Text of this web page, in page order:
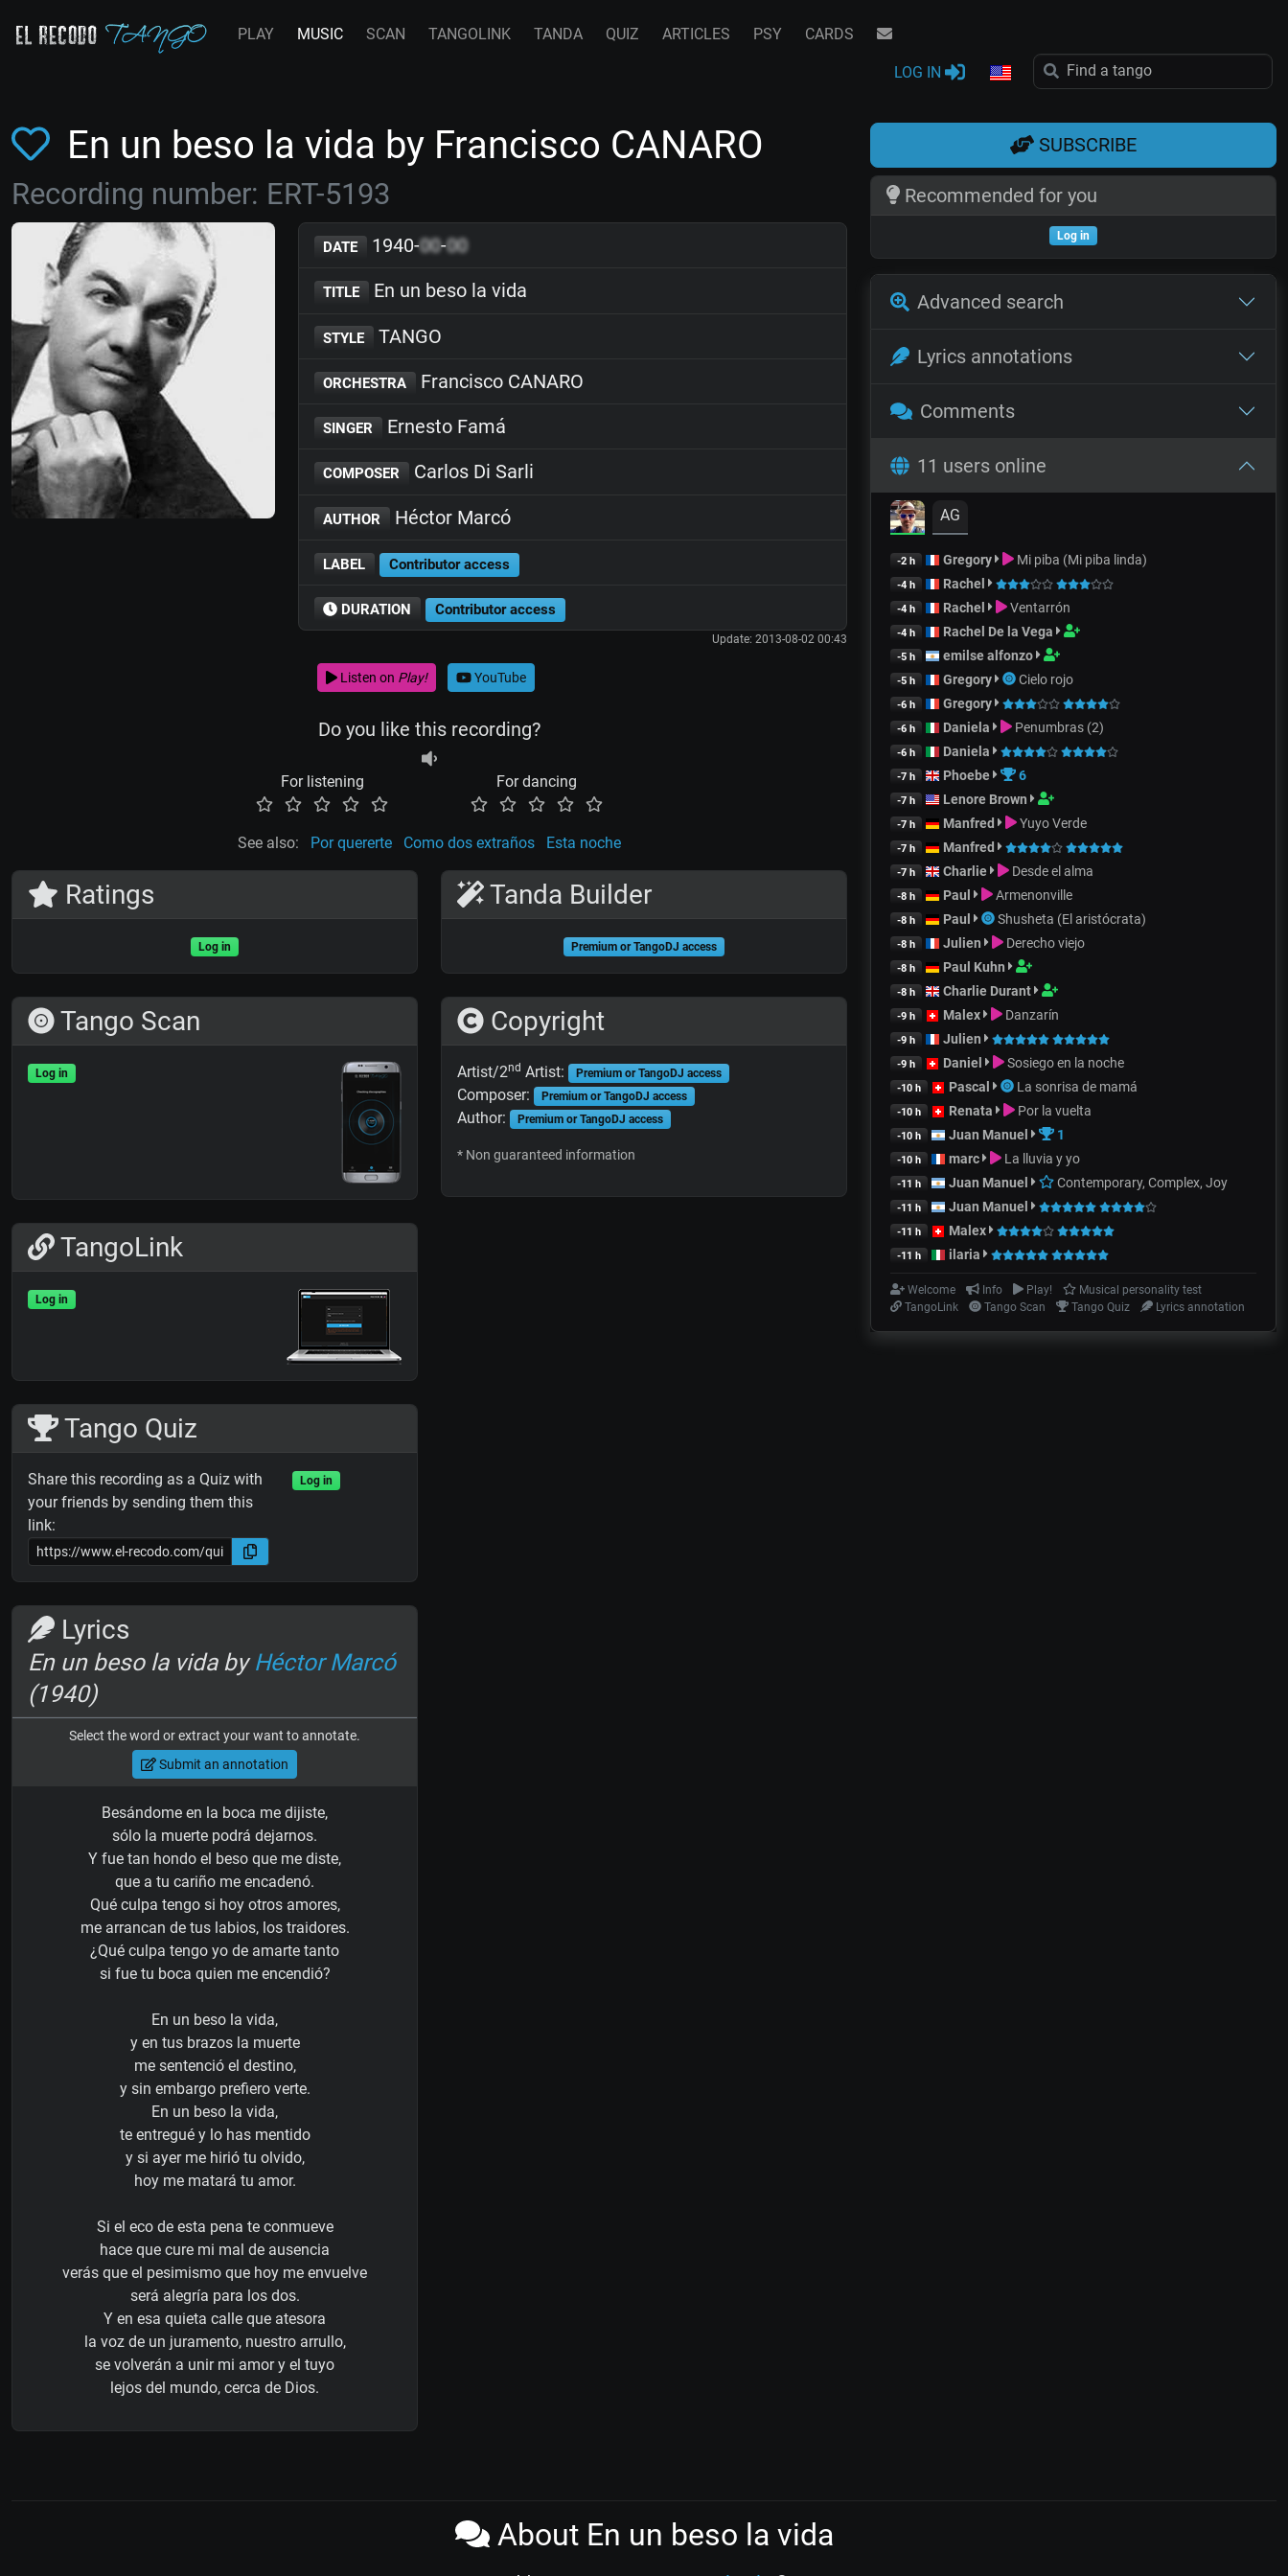
PLAY MUSIC SCAN TANGOLINK TANDA QUIZ ARTICLES PSY CARDS
LOG IN
En un beso la vida by Francisco CANARO
Recording number: ERT-5193
DATE 1940-00-00
TITLE En un beso la vida
STYLE TANGO
ORCHESTRA Francisco CANARO
SINGER Ernesto Famá
COMPOSER Carlos Di Sarli
AUTHOR Héctor Marcó
LABEL Contributor access
DURATION Contributor access
Update: 2013-08-02 00:43
Listen on Play! YouTube
Do you like this recording?
For listening For dancing
See also: Por quererte Como dos extraños Esta noche
Ratings
Log in
Tango Scan
Log in
TangoLink
Log in
Tango Quiz
Share this recording as a Quiz with
your friends by sending them this
link:
Log in
Lyrics
En un beso la vida byHéctor Marcó
(1940)
Select the word or extract your want to annotate.
Submit an annotation
Besándome en la boca me dijiste,
sólo la muerte podrá dejarnos.
Y fue tan hondo el beso que me diste,
que a tu cariño me encadenó.
Qué culpa tengo si hoy otros amores,
me arrancan de tus labios, los traidores.
¿Qué culpa tengo yo de amarte tanto
si fue tu boca quien me encendió?
En un beso la vida,
y en tus brazos la muerte
me sentenció el destino,
y sin embargo prefiero verte.
En un beso la vida,
te entregué y lo has mentido
y si ayer me hirió tu olvido,
hoy me matará tu amor.
Si el eco de esta pena te conmueve
hace que cure mi mal de ausencia
verás que el pesimismo que hoy me envuelve
será alegría para los dos.
Y en esa quieta calle que atesora
la voz de un juramento, nuestro arrullo,
se volverán a unir mi amor y el tuyo
lejos del mundo, cerca de Dios.
Tanda Builder
Premium or TangoDJ access
Copyright
Artist/2nd Artist: Premium or TangoDJ access
Composer: Premium or TangoDJ access
Author: Premium or TangoDJ access
* Non guaranteed information
SUBSCRIBE
Recommended for you
Log in
Advanced search
Lyrics annotations
Comments
11 users online
AG
-2 h Gregory Mi piba (Mi piba linda)
-4 h Rachel
-4 h Rachel Ventarrón
-4 h Rachel De la Vega
-5 h emilse alfonzo
-5 h Gregory Cielo rojo
-6 h Gregory
-6 h Daniela Penumbras (2)
-6 h Daniela
-7 h Phoebe 6
-7 h Lenore Brown
-7 h Manfred Yuyo Verde
-7 h Manfred
-7 h Charlie Desde el alma
-8 h Paul Armenonville
-8 h Paul Shusheta (El aristócrata)
-8 h Julien Derecho viejo
-8 h Paul Kuhn
-8 h Charlie Durant
-9 h Malex Danzarín
-9 h Julien
-9 h Daniel Sosiego en la noche
-10 h Pascal La sonrisa de mamá
-10 h Renata Por la vuelta
-10 h Juan Manuel 1
-10 h marc La lluvia y yo
-11 h Juan Manuel Contemporary, Complex, Joy
-11 h Juan Manuel
-11 h Malex
-11 h ilaria
Welcome Info Play!
Musical personality test
TangoLink
Tango Scan Tango Quiz Lyrics annotation
About En un beso la vida